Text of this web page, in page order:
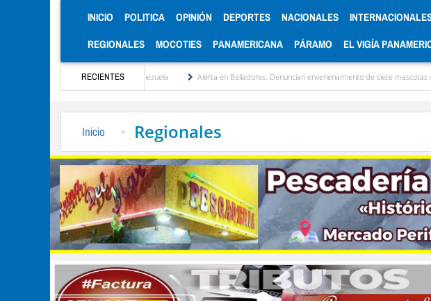
INICIO (CURRENT)
POLITICA OPINIÓN DEPORTES NACIONALES
REGIONALES MOCOTIES PANAMERICANA PÁRAMO EL VIGÍA
RECIENTES
de Venezuela Alerta en Bailadores: Denuncian envenenamiento de siete mascotas en El Rincón de La
Inicio Regionales